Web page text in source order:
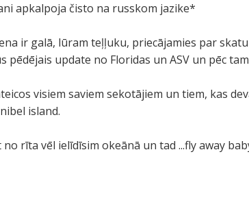
apkalpoja čisto na russkom jazike*
ir galā, lūram teļļuku, priecājamies par
pēdējais update no Floridas un ASV un pēc
visiem saviem sekotājiem un tiem, kas
island.
no rīta vēl ielīdīsim okeānā un tad ...fly away